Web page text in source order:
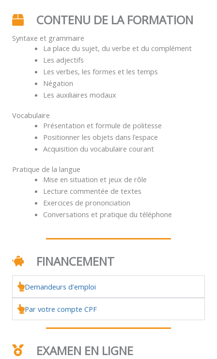
CONTENU DE LA FORMATION
Syntaxe et grammaire
La place du sujet, du verbe et du complément
Les adjectifs
Les verbes, les formes et les temps
Négation
Les auxiliaires modaux
Vocabulaire
Présentation et formule de politesse
Positionner les objets dans l’espace
Acquisition du vocabulaire courant
Pratique de la langue
Mise en situation et jeux de rôle
Lecture commentée de textes
Exercices de prononciation
Conversations et pratique du téléphone
FINANCEMENT
Demandeurs d'emploi
Par votre compte CPF
EXAMEN EN LIGNE